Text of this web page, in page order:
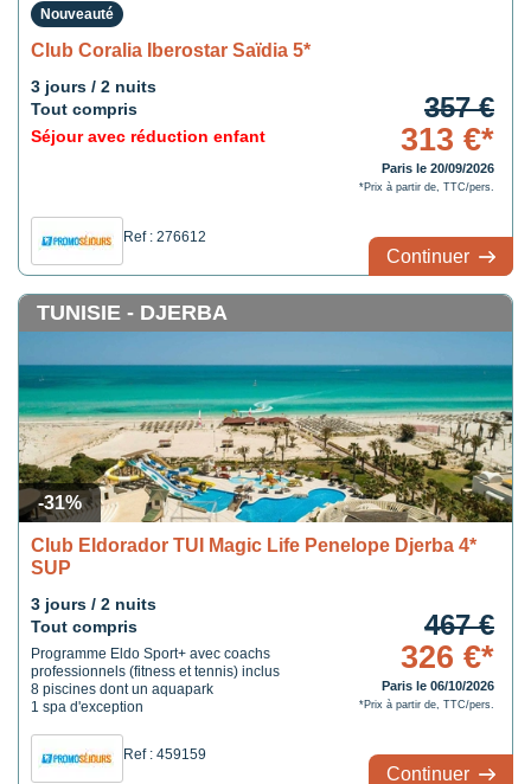
Nouveauté
Club Coralia Iberostar Saïdia 5*
3 jours / 2 nuits
Tout compris
Séjour avec réduction enfant
Ref : 276612
357 €
313 €*
Paris le 20/09/2026
*Prix à partir de, TTC/pers.
Continuer
-31%
TUNISIE - DJERBA
Club Eldorador TUI Magic Life Penelope Djerba 4*
SUP
3 jours / 2 nuits
Tout compris
Programme Eldo Sport+ avec coachs
professionnels (fitness et tennis) inclus
8 piscines dont un aquapark
1 spa d'exception
Ref : 459159
467 €
326 €*
Paris le 06/10/2026
*Prix à partir de, TTC/pers.
Continuer